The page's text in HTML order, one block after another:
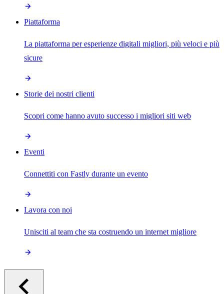
Piattaforma
La piattaforma per esperienze digitali migliori, più veloci e più
sicure
Storie dei nostri clienti
Scopri come hanno avuto successo i migliori siti web
Eventi
Connettiti con Fastly durante un evento
Lavora con noi
Unisciti al team che sta costruendo un internet migliore